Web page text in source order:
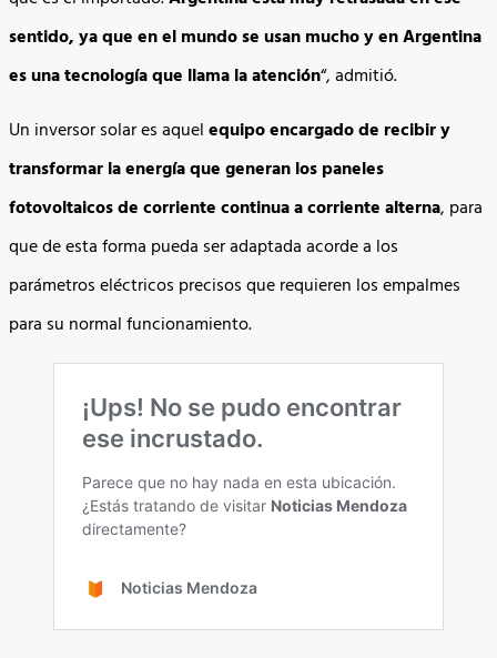
sentido, ya que en el mundo se usan mucho y en Argentina
es una tecnología que llama la atención“, admitió.
Un inversor solar es aquelequipo encargado de recibir y
transformar la energía que generan los paneles
fotovoltaicos de corriente continua a corriente alterna, para
que de esta forma pueda ser adaptada acorde a los
parámetros eléctricos precisos que requieren los empalmes
para su normal funcionamiento.